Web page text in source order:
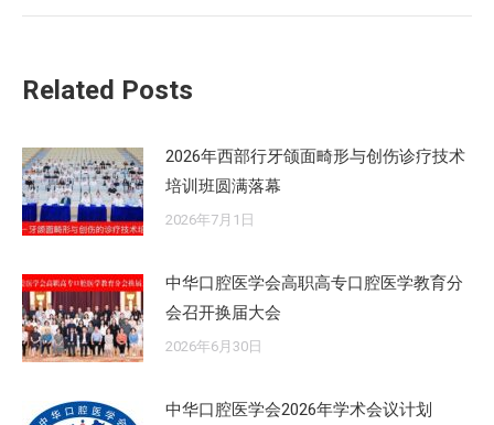
的
Related Posts
2026年西部行牙颌面畸形与创伤诊疗技术
培训班圆满落幕
2026年7月1日
中华口腔医学会高职高专口腔医学教育分
会召开换届大会
2026年6月30日
中华口腔医学会2026年学术会议计划